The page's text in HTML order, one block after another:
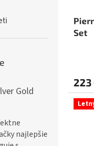
Gold
z 5 hviezdičiek.
najlepšie
Set
223